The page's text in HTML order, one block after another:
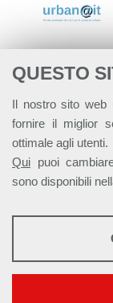
QUESTO
Il nostro sito web
fornire il miglior
ottimale agli utenti.
Qui puoi
sono disponibili
STATISTICHE
Mostra maggiori
Alleanza